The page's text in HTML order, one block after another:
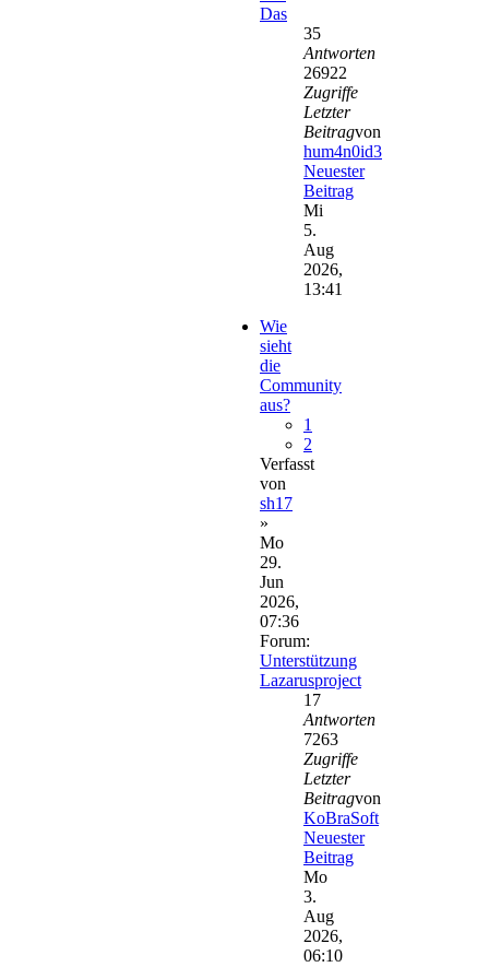
Das
35
Antworten
26922
Zugriffe
Letzter
Beitragvon
hum4n0id3
Neuester
Beitrag
Mi
5.
Aug
2026,
13:41
Wie
sieht
die
Community
aus?
1
2
Verfasst
von
sh17
»
Mo
29.
Jun
2026,
07:36
Forum:
Unterstützung
Lazarusproject
17
Antworten
7263
Zugriffe
Letzter
Beitragvon
KoBraSoft
Neuester
Beitrag
Mo
3.
Aug
2026,
06:10